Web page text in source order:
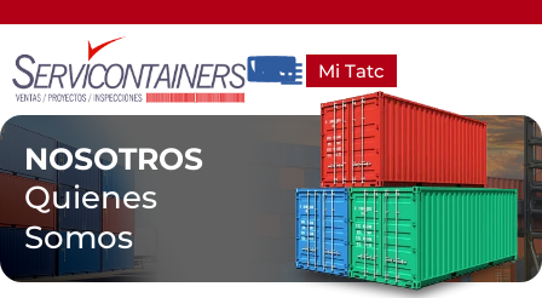
contenido
Main
Menu
Mi Tatc
NOSOTROS
Quienes
Somos